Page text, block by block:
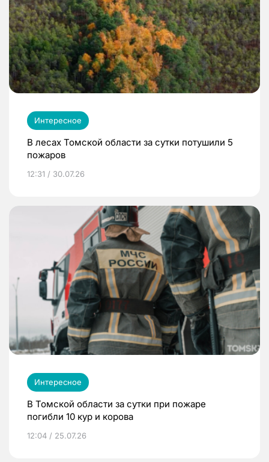
Интересное
В лесах Томской области за сутки потушили 5
пожаров
12:31 / 30.07.26
Интересное
В Томской области за сутки при пожаре
погибли 10 кур и корова
12:04 / 25.07.26